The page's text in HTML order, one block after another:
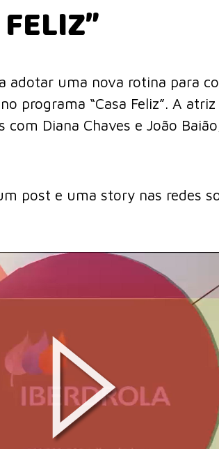
adotar uma nova rotina para
programa “Casa Feliz”. A
com Diana Chaves e João
post e uma story nas redes
Play